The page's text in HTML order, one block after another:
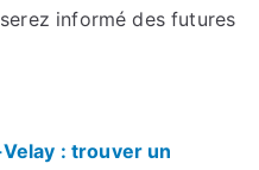
informé des futures
: trouver un